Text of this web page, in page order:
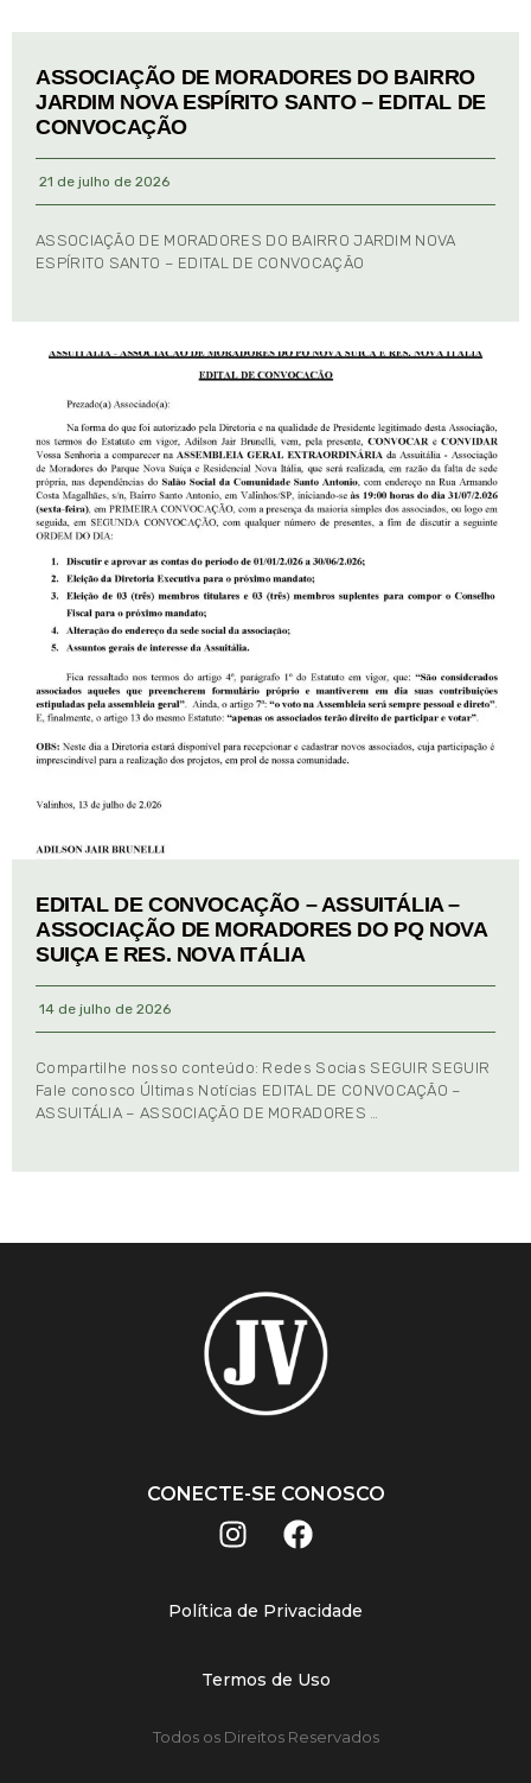
ASSOCIAÇÃO DE MORADORES DO BAIRRO
JARDIM NOVA ESPÍRITO SANTO – EDITAL DE
CONVOCAÇÃO
21 de julho de 2026
ASSOCIAÇÃO DE MORADORES DO BAIRRO JARDIM NOVA
ESPÍRITO SANTO – EDITAL DE CONVOCAÇÃO
EDITAL DE CONVOCAÇÃO – ASSUITÁLIA –
ASSOCIAÇÃO DE MORADORES DO PQ NOVA
SUIÇA E RES. NOVA ITÁLIA
14 de julho de 2026
Compartilhe nosso conteúdo: Redes Socias SEGUIR SEGUIR
Fale conosco Últimas Notícias EDITAL DE CONVOCAÇÃO –
ASSUITÁLIA – ASSOCIAÇÃO DE MORADORES …
CONECTE-SE CONOSCO
Política de Privacidade
Termos de Uso
Todos os Direitos Reservados